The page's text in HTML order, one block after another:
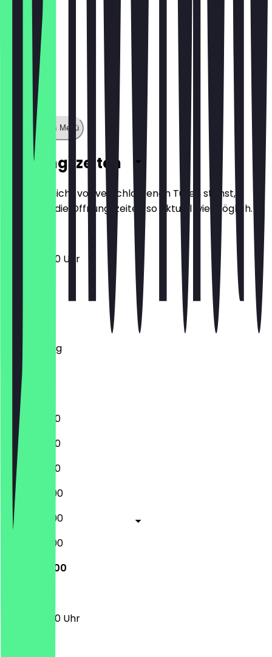
Zeige ganzes Menü
Öffnungszeiten
Damit du nicht vor verschlossenen Türen stehst,
halten wir die Öffnungszeiten so aktuell wie möglich.
10:00 - 21:00 Uhr
Donnerstag
Freitag
Samstag
Sonntag
10:00 - 21:00
10:00 - 21:00
10:00 - 21:00
10:00 - 22:00
10:00 - 22:00
10:00 - 22:00
10:00 - 21:00
10:00 - 21:00 Uhr